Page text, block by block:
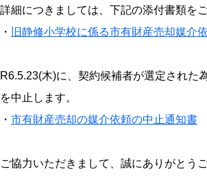
詳細につきましては、下記の添付書類を
・
旧静修小学校に係る市有財産売却媒介
R6.5.23(木)に、契約候補者が選定された
を中止します。
・ 市有財産売却の媒介依頼の中止通知書
ご協力いただきまして、誠にありがとう